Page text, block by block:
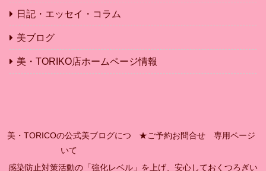
日記・エッセイ・コラム
美ブログ
美・TORIKO店ホームページ情報
美・TORICOの公式美ブログにつ
いて
★ご予約お問合せ 専用ページ
感染防止対策活動の「強化レベル」を上げ、安心しておくつろぎい